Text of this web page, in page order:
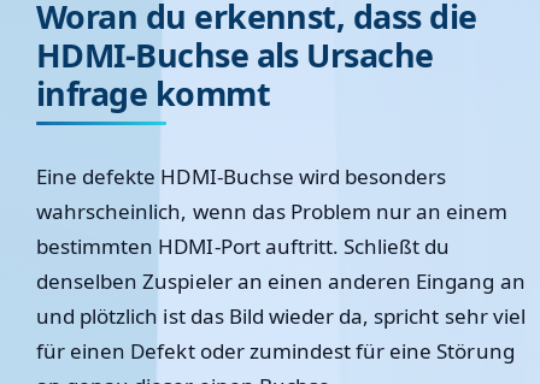
Woran du erkennst, dass die
HDMI-Buchse als Ursache
infrage kommt
Eine defekte HDMI-Buchse wird besonders
wahrscheinlich, wenn das Problem nur an einem
bestimmten HDMI-Port auftritt. Schließt du
denselben Zuspieler an einen anderen Eingang an
und plötzlich ist das Bild wieder da, spricht sehr viel
für einen Defekt oder zumindest für eine Störung